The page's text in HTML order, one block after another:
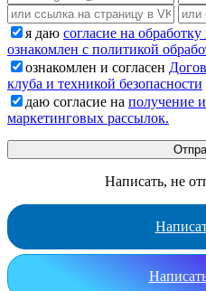
я даю согласие на
ознакомлен с политикой
ознакомлен и согласен
клуба и техникой безопасности
даю согласие на получение
маркетинговых рассылок.
Написать, не